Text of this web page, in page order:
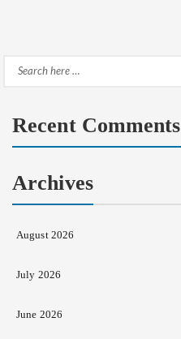
Search
Recent Comments
Archives
August 2026
July 2026
June 2026